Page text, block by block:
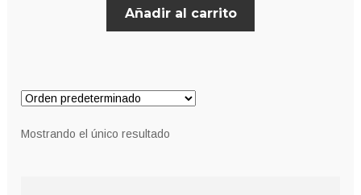
Añadir al carrito
Mostrando el único resultado